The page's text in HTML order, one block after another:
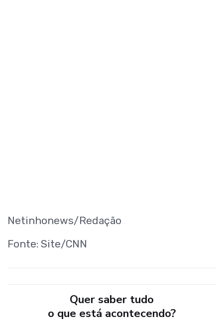
Netinhonews/Redação
Fonte: Site/CNN
Quer saber tudo
o que está acontecendo?